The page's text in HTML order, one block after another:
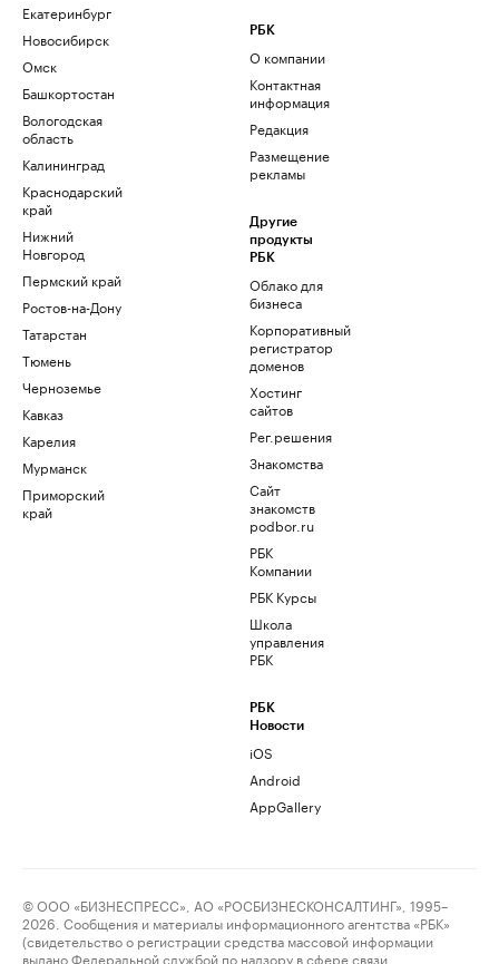
Екатеринбург
Новосибирск
Омск
Башкортостан
Вологодская
область
Калининград
Краснодарский
край
Нижний
Новгород
Пермский край
Ростов-на-Дону
Татарстан
Тюмень
Черноземье
Кавказ
Карелия
Мурманск
Приморский
край
РБК
О компании
Контактная
информация
Редакция
Размещение
рекламы
Другие
продукты
РБК
Облако для
бизнеса
Корпоративный
регистратор
доменов
Хостинг
сайтов
Рег.решения
Знакомства
Сайт
знакомств
podbor.ru
РБК
Компании
РБК Курсы
Школа
управления
РБК
РБК
Новости
iOS
Android
AppGallery
© ООО «БИЗНЕСПРЕСС», АО «РОСБИЗНЕСКОНСАЛТИНГ», 1995–
2026. Сообщения и материалы информационного агентства «РБК»
(свидетельство о регистрации средства массовой информации
выдано Федеральной службой по надзору в сфере связи,